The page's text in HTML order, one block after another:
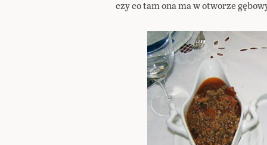
czy co tam ona ma w otworze